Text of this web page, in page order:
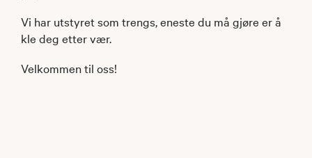
Vi har utstyret som trengs, eneste du må gjøre er å
kle deg etter vær.
Velkommen til oss!